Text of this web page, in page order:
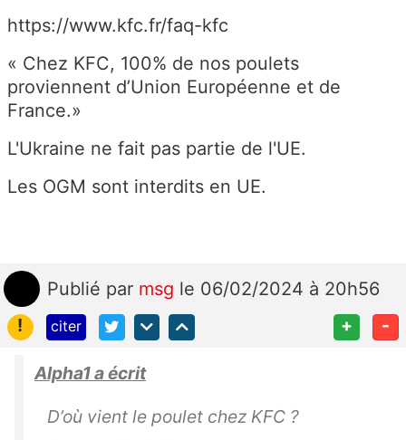
https://www.kfc.fr/faq-kfc
« Chez KFC, 100% de nos poulets
proviennent d’Union Européenne et de
France.»
L'Ukraine ne fait pas partie de l'UE.
Les OGM sont interdits en UE.
Publié par msg le 06/02/2024 à 20h56
!
citer + -
Alpha1 a écrit
D’où vient le poulet chez KFC ?